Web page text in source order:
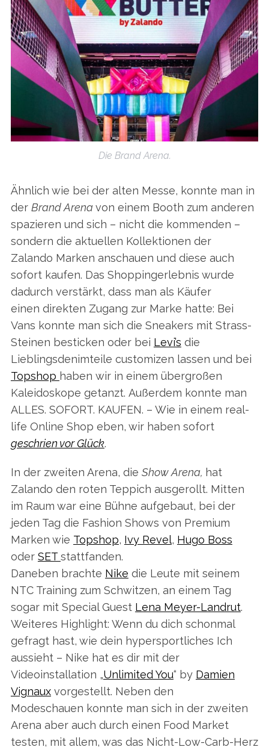
Die Brand Arena.
Ähnlich wie bei der alten Messe, konnte man in
der Brand Arena von einem Booth zum anderen
spazieren und sich – nicht die kommenden –
sondern die aktuellen Kollektionen der
Zalando Marken anschauen und diese auch
sofort kaufen. Das Shoppingerlebnis wurde
dadurch verstärkt, dass man als Käufer
einen direkten Zugang zur Marke hatte: Bei
Vans konnte man sich die Sneakers mit Strass-
Steinen besticken oder bei Levi’s die
Lieblingsdenimteile customizen lassen und bei
Topshop haben wir in einem übergroßen
Kaleidoskope getanzt. Außerdem konnte man
ALLES. SOFORT. KAUFEN. – Wie in einem real-
life Online Shop eben, wir haben sofort
geschrien vor Glück.
In der zweiten Arena, die Show Arena, hat
Zalando den roten Teppich ausgerollt. Mitten
im Raum war eine Bühne aufgebaut, bei der
jeden Tag die Fashion Shows von Premium
Marken wie Topshop, Ivy Revel, Hugo Boss
oder SET stattfanden.
Daneben brachte Nike die Leute mit seinem
NTC Training zum Schwitzen, an einem Tag
sogar mit Special Guest Lena Meyer-Landrut.
Weiteres Highlight: Wenn du dich schonmal
gefragt hast, wie dein hypersportliches Ich
aussieht – Nike hat es dir mit der
Videoinstallation „Unlimited You“ by Damien
Vignauxvorgestellt. Neben den
Modeschauen konnte man sich in der zweiten
Arena aber auch durch einen Food Market
testen, mit allem, was das Nicht-Low-Carb-Herz